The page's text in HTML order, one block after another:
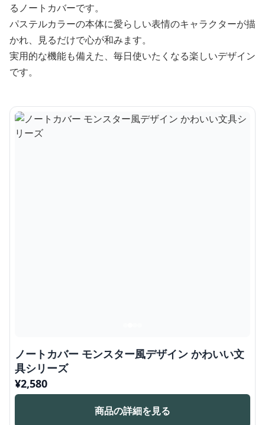
るノートカバーです。
パステルカラーの本体に愛らしい表情のキャラクターが描
かれ、見るだけで心が和みます。
実用的な機能も備えた、毎日使いたくなる楽しいデザイン
です。
ノートカバー モンスター風デザイン かわいい文
具シリーズ
¥2,580
商品の詳細を見る